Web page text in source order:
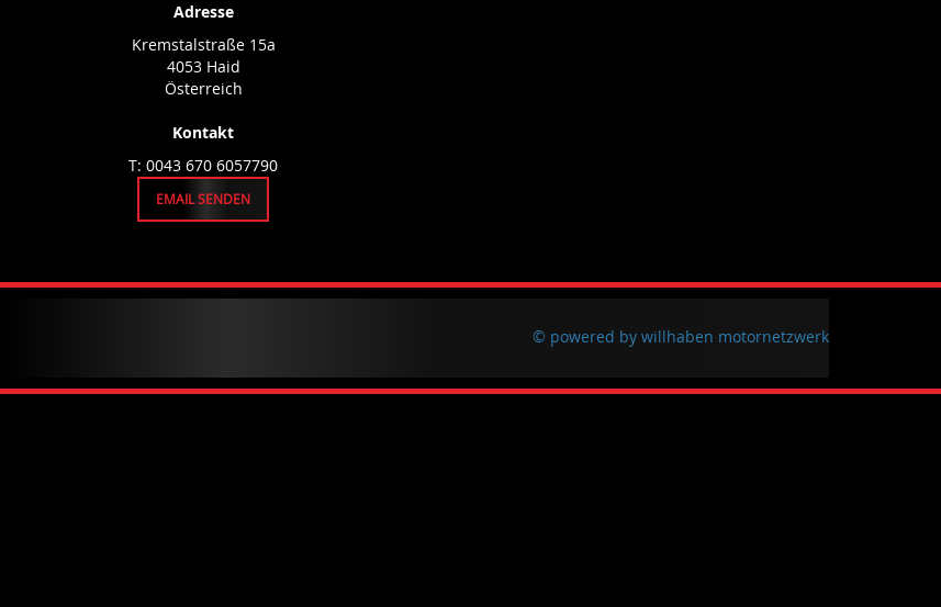
Adresse
Kremstalstraße 15a
4053 Haid
Österreich
Kontakt
T: 0043 670 6057790
EMAIL SENDEN
© powered by willhaben motornetzwerk